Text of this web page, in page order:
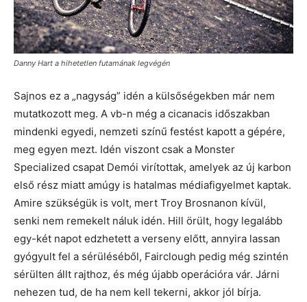
Danny Hart a hihetetlen futamának legvégén
Sajnos ez a „nagyság” idén a külsőségekben már nem
mutatkozott meg. A vb-n még a cicanacis időszakban
mindenki egyedi, nemzeti színű festést kapott a gépére,
meg egyen mezt. Idén viszont csak a Monster
Specialized csapat Demói virítottak, amelyek az új karbon
első rész miatt amúgy is hatalmas médiafigyelmet kaptak.
Amire szükségük is volt, mert Troy Brosnanon kívül,
senki nem remekelt náluk idén. Hill örült, hogy legalább
egy-két napot edzhetett a verseny előtt, annyira lassan
gyógyult fel a sérüléséből, Fairclough pedig még szintén
sérülten állt rajthoz, és még újabb operációra vár. Járni
nehezen tud, de ha nem kell tekerni, akkor jól bírja.